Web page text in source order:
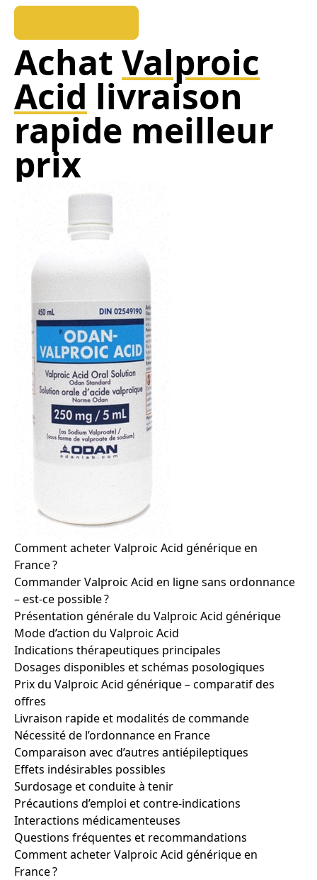
Achat Valproic
Acid livraison
rapide meilleur
prix
Comment acheter Valproic Acid générique en
France ?
Commander Valproic Acid en ligne sans ordonnance
– est-ce possible ?
Présentation générale du Valproic Acid générique
Mode d’action du Valproic Acid
Indications thérapeutiques principales
Dosages disponibles et schémas posologiques
Prix du Valproic Acid générique – comparatif des
offres
Livraison rapide et modalités de commande
Nécessité de l’ordonnance en France
Comparaison avec d’autres antiépileptiques
Effets indésirables possibles
Surdosage et conduite à tenir
Précautions d’emploi et contre-indications
Interactions médicamenteuses
Questions fréquentes et recommandations
Comment acheter Valproic Acid générique en
France ?